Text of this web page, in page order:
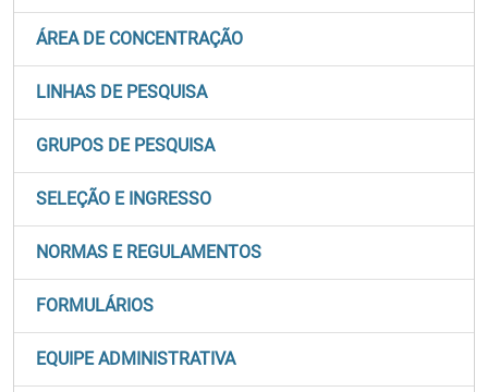
ÁREA DE CONCENTRAÇÃO
LINHAS DE PESQUISA
GRUPOS DE PESQUISA
SELEÇÃO E INGRESSO
NORMAS E REGULAMENTOS
FORMULÁRIOS
EQUIPE ADMINISTRATIVA